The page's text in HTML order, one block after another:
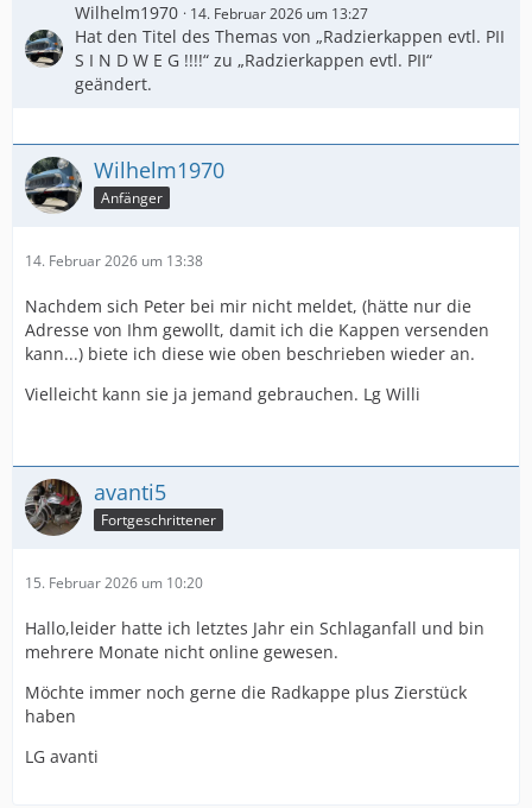
Wilhelm1970 14. Februar 2026 um 13:27
Hat den Titel des Themas von „Radzierkappen evtl. PII
S I N D W E G !!!!“ zu „Radzierkappen evtl. PII“
geändert.
Wilhelm1970
Anfänger
14. Februar 2026 um 13:38
Nachdem sich Peter bei mir nicht meldet, (hätte nur die
Adresse von Ihm gewollt, damit ich die Kappen versenden
kann...) biete ich diese wie oben beschrieben wieder an.
Vielleicht kann sie ja jemand gebrauchen. Lg Willi
avanti5
Fortgeschrittener
15. Februar 2026 um 10:20
Hallo,leider hatte ich letztes Jahr ein Schlaganfall und bin
mehrere Monate nicht online gewesen.
Möchte immer noch gerne die Radkappe plus Zierstück
haben
LG avanti